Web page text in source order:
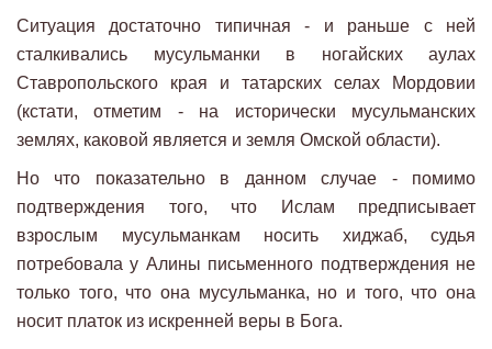
Ситуация достаточно типичная - и раньше с ней
сталкивались мусульманки в ногайских аулах
Ставропольского края и татарских селах Мордовии
(кстати, отметим - на исторически мусульманских
землях, каковой является и земля Омской области).
Но что показательно в данном случае - помимо
подтверждения того, что Ислам предписывает
взрослым мусульманкам носить хиджаб, судья
потребовала у Алины письменного подтверждения не
только того, что она мусульманка, но и того, что она
носит платок из искренней веры в Бога.